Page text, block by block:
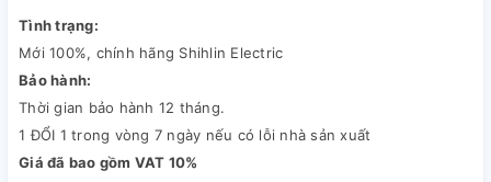
Tình trạng:
Mới 100%, chính hãng Shihlin Electric
Bảo hành:
Thời gian bảo hành 12 tháng.
1 ĐỔI 1 trong vòng 7 ngày nếu có lỗi nhà sản xuất
Giá đã bao gồm VAT 10%